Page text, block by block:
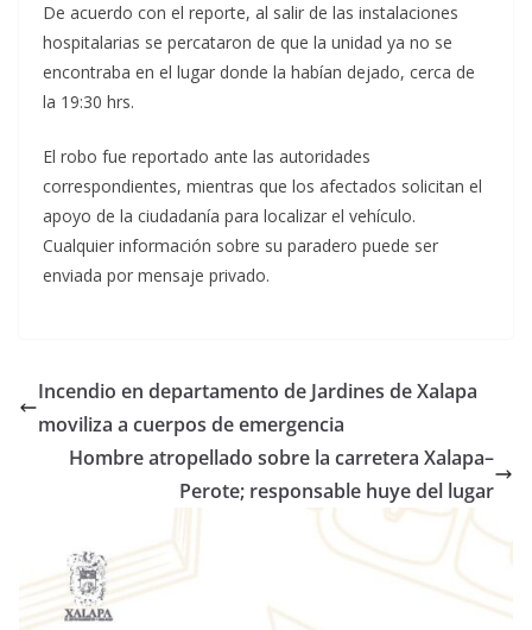
De acuerdo con el reporte, al salir de las instalaciones
hospitalarias se percataron de que la unidad ya no se
encontraba en el lugar donde la habían dejado, cerca de
la 19:30 hrs.
El robo fue reportado ante las autoridades
correspondientes, mientras que los afectados solicitan el
apoyo de la ciudadanía para localizar el vehículo.
Cualquier información sobre su paradero puede ser
enviada por mensaje privado.
Incendio en departamento de Jardines de Xalapa
moviliza a cuerpos de emergencia
Hombre atropellado sobre la carretera Xalapa–
Perote; responsable huye del lugar